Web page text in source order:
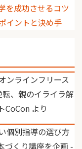
を成功させるコツ
イントと決め手
ンラインフリース
、親のイライラ解
CoCon より
個別指導の選び方
づくり講座を企画 -